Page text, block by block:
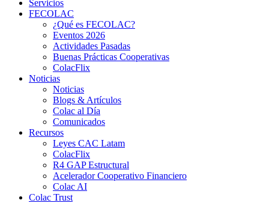
Servicios
FECOLAC
¿Qué es FECOLAC?
Eventos 2026
Actividades Pasadas
Buenas Prácticas Cooperativas
ColacFlix
Noticias
Noticias
Blogs & Artículos
Colac al Día
Comunicados
Recursos
Leyes CAC Latam
ColacFlix
R4 GAP Estructural
Acelerador Cooperativo Financiero
Colac AI
Colac Trust